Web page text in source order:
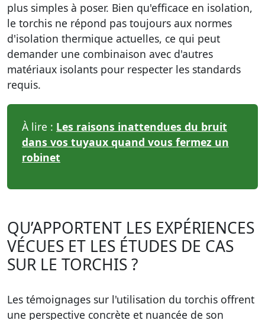
plus simples à poser. Bien qu'efficace en isolation,
le torchis ne répond pas toujours aux normes
d'isolation thermique actuelles, ce qui peut
demander une combinaison avec d'autres
matériaux isolants pour respecter les standards
requis.
À lire : Les raisons inattendues du bruit
dans vos tuyaux quand vous fermez un
robinet
QU’APPORTENT LES EXPÉRIENCES
VÉCUES ET LES ÉTUDES DE CAS
SUR LE TORCHIS ?
Les témoignages sur l'utilisation du torchis offrent
une perspective concrète et nuancée de son